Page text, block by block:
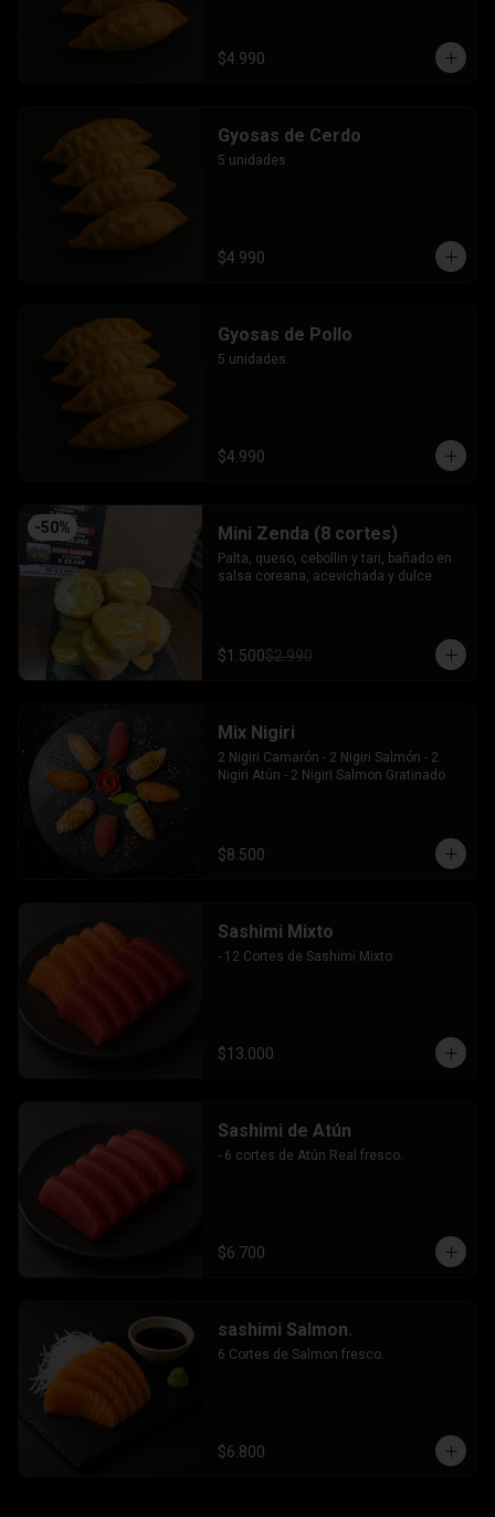
$4.990
Gyosas de Cerdo
5 unidades.
$4.990
Gyosas de Pollo
5 unidades.
$4.990
-50% Mini Zenda (8 cortes)
Palta, queso, cebollin y tari, bañado en
salsa coreana, acevichada y dulce
$1.500$2.990
Mix Nigiri
2 Nigiri Camarón - 2 Nigiri Salmón - 2
Nigiri Atún - 2 Nigiri Salmon Gratinado
$8.500
Sashimi Mixto
- 12 Cortes de Sashimi Mixto.
$13.000
Sashimi de Atún
- 6 cortes de Atún Real fresco.
$6.700
sashimi Salmon.
6 Cortes de Salmon fresco.
$6.800